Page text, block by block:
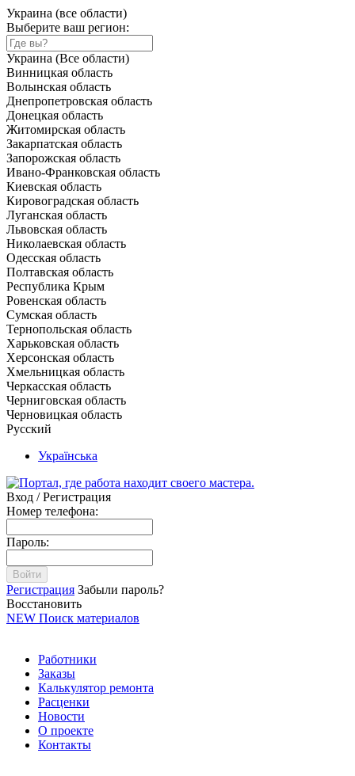
Украина (все области)
Выберите ваш регион:
Украина (Все области)
Винницкая область
Волынская область
Днепропетровская область
Донецкая область
Житомирская область
Закарпатская область
Запорожская область
Ивано-Франковская область
Киевская область
Кировоградская область
Луганская область
Львовская область
Николаевская область
Одесская область
Полтавская область
Республика Крым
Ровенская область
Сумская область
Тернопольская область
Харьковская область
Херсонская область
Хмельницкая область
Черкасская область
Черниговская область
Черновицкая область
Русский
Українська
Вход / Регистрация
Номер телефона:
Пароль:
Войти
Регистрация Забыли пароль?
Восстановить
NEW Поиск материалов
Работники
Заказы
Калькулятор ремонта
Расценки
Новости
О проекте
Контакты